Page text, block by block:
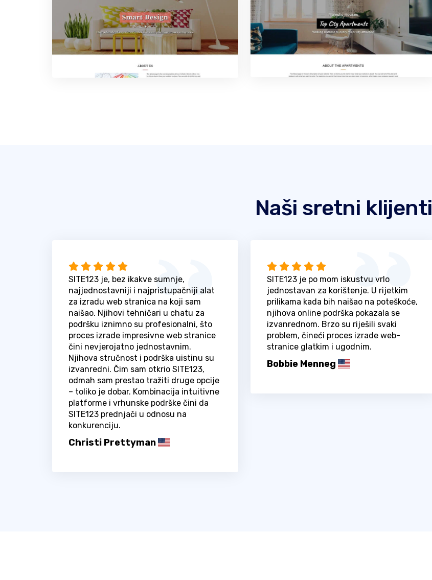
Naši sretni klijenti
SITE123 je, bez ikakve sumnje,
najjednostavniji i najpristupačniji alat
za izradu web stranica na koji sam
naišao. Njihovi tehničari u chatu za
podršku iznimno su profesionalni, što
proces izrade impresivne web stranice
čini nevjerojatno jednostavnim.
Njihova stručnost i podrška uistinu su
izvanredni. Čim sam otkrio SITE123,
odmah sam prestao tražiti druge opcije
– toliko je dobar. Kombinacija intuitivne
platforme i vrhunske podrške čini da
SITE123 prednjači u odnosu na
konkurenciju.
Christi Prettyman
SITE123 je po mom iskustvu vrlo
jednostavan za korištenje. U rijetkim
prilikama kada bih naišao na poteškoće,
njihova online podrška pokazala se
izvanrednom. Brzo su riješili svaki
problem, čineći proces izrade web-
stranice glatkim i ugodnim.
Bobbie Menneg